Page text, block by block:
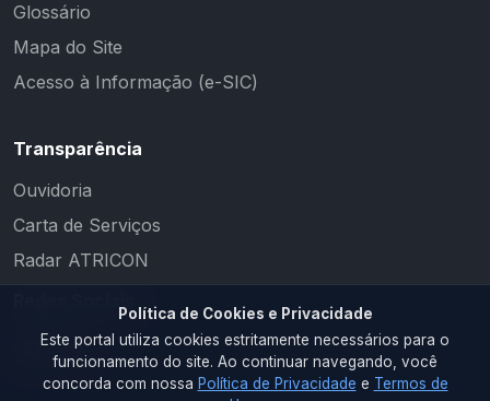
Glossário
Mapa do Site
Acesso à Informação (e-SIC)
Transparência
Ouvidoria
Carta de Serviços
Radar ATRICON
Política de Cookies e Privacidade
Este portal utiliza cookies estritamente necessários para o
funcionamento do site. Ao continuar navegando, você
concorda com nossa Política de Privacidade e Termos de